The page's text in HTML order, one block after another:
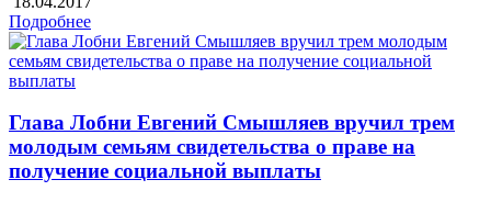
Подробнее
Глава Лобни Евгений Смышляев вручил трем
молодым семьям свидетельства о праве на
получение социальной выплаты